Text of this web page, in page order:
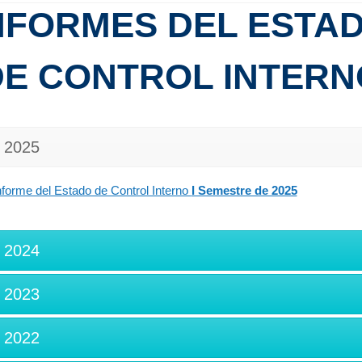
DEL
CONTROL
2025
del Estado de Control Interno I Semestre de 2025
2024
2023
2022